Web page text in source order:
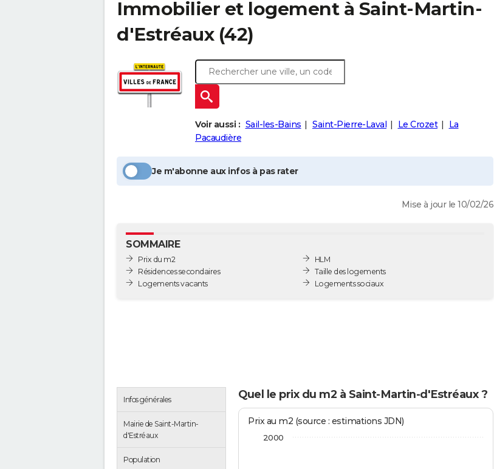
Immobilier et logement à Saint-Martin-
d'Estréaux(42)
Voir aussi : Sail-les-Bains Saint-Pierre-Laval Le Crozet
La
Pacaudière
Je m'abonne aux infos à pas rater
Mise à jour le 10/02/26
SOMMAIRE
Prix du m2
Résidences secondaires
Logements vacants
HLM
Taille des logements
Logements sociaux
Infos générales
Mairie de Saint-Martin-
d'Estréaux
Population
Quel le prix du m2 à Saint-Martin-d'Estréaux ?
Prix au m2 (source : estimations JDN)
2000